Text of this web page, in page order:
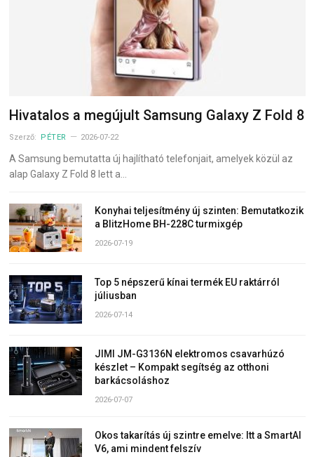
Hivatalos a megújult Samsung Galaxy Z Fold 8
Szerző: PÉTER 2026-07-22
A Samsung bemutatta új hajlítható telefonjait, amelyek közül az
alap Galaxy Z Fold 8 lett a…
Konyhai teljesítmény új szinten: Bemutatkozik
a BlitzHome BH-228C turmixgép
2026-07-19
Top 5 népszerű kínai termék EU raktárról
júliusban
2026-07-14
JIMI JM-G3136N elektromos csavarhúzó
készlet – Kompakt segítség az otthoni
barkácsoláshoz
2026-07-07
Okos takarítás új szintre emelve: Itt a SmartAI
V6, ami mindent felszív